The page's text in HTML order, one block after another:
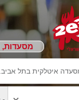
מסעדות,